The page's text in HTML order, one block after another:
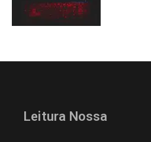
Leitura Nossa